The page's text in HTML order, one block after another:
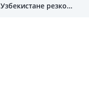
Узбекистане резко